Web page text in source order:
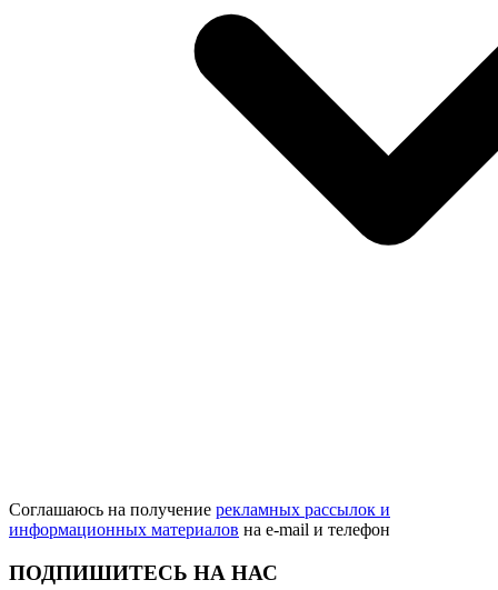
Соглашаюсь на получение рекламных рассылок и
информационных материалов на e‑mail и телефон
ПОДПИШИТЕСЬ НА НАС